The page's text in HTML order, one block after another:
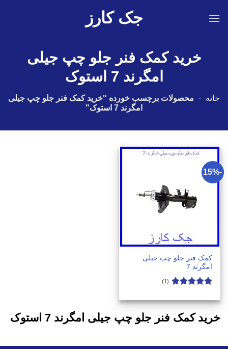
جک کارز
خرید کمک فنر جلو چپ جیلی
امگرند 7 استوک
خانه -
محصولات برچسب خورده "خرید کمک فنر جلو چپ جیلی
امگرند 7 استوک"
-15%
کمک فنر جلو چپ جیلی
امگرند 7
از 5
(1)
خرید کمک فنر جلو چپ جیلی امگرند 7 استوک